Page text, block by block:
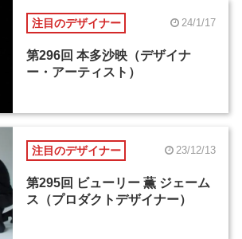
注目のデザイナー 24/1/17
第296回 本多沙映（デザイナ
ー・アーティスト）
注目のデザイナー 23/12/13
第295回 ビューリー 薫 ジェーム
ス（プロダクトデザイナー）